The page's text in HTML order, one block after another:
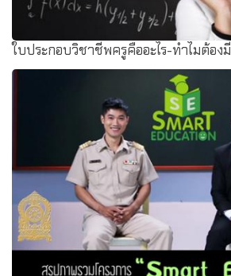
ใบประกอบวิชาชีพครูคืออะไร-ทำไมต้องมี